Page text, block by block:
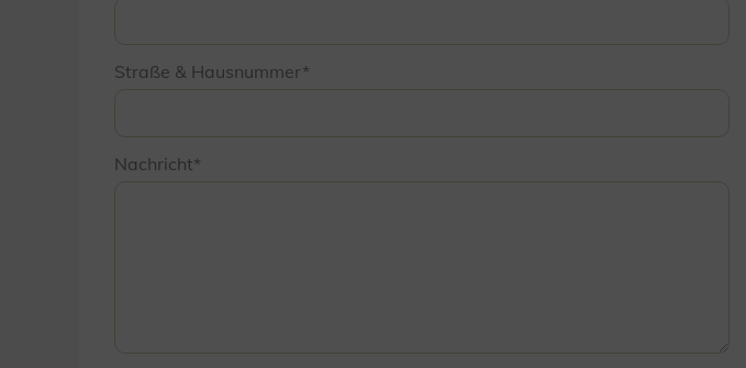
Straße & Hausnummer
Nachricht